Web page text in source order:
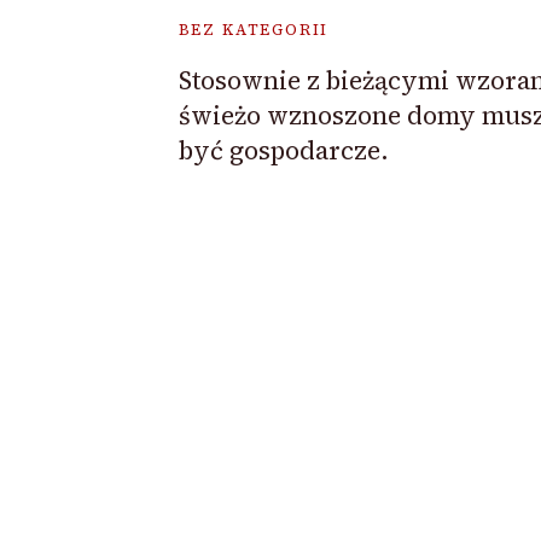
BEZ KATEGORII
Stosownie z bieżącymi
świeżo wznoszone domy
być gospodarcze.